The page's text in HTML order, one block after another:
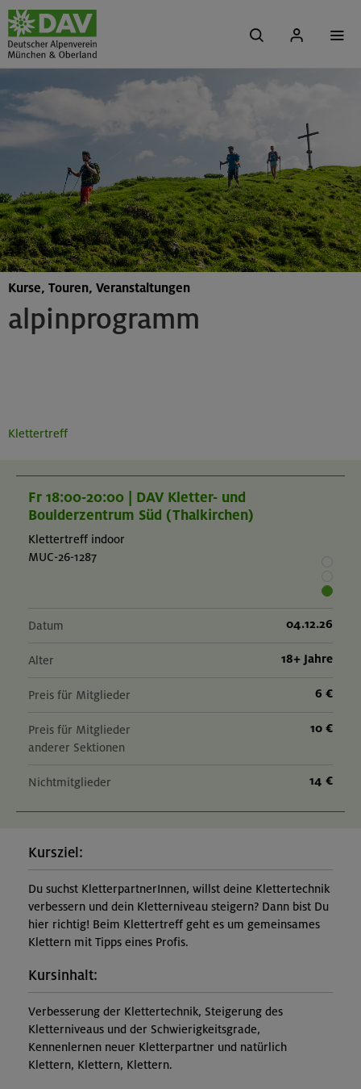
alpinprogramm
Kurse, Touren, Veranstaltungen
Klettertreff
Fr 18:00-20:00 | DAV Kletter- und
Boulderzentrum Süd (Thalkirchen)
Klettertreff indoor
MUC-26-1287
Datum 04.12.26
Alter 18+ Jahre
Preis für Mitglieder 6 €
Preis für Mitglieder
anderer Sektionen
10 €
Nichtmitglieder 14 €
Kursziel:
Du suchst KletterpartnerInnen, willst deine Klettertechnik
verbessern und dein Kletterniveau steigern? Dann bist Du
hier richtig! Beim Klettertreff geht es um gemeinsames
Klettern mit Tipps eines Profis.
Kursinhalt:
Verbesserung der Klettertechnik, Steigerung des
Kletterniveaus und der Schwierigkeitsgrade,
Kennenlernen neuer Kletterpartner und natürlich
Klettern, Klettern, Klettern.